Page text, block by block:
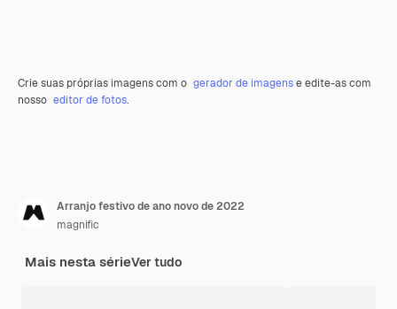
Crie suas próprias imagens com o gerador de imagense edite-as com
nosso editor de fotos.
Arranjo festivo de ano novo de 2022
magnific
Mais nesta sérieVer tudo